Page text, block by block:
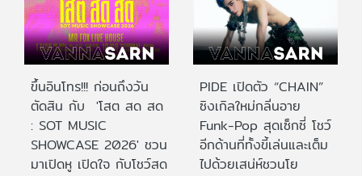
ขึ้นอินโทร!!! ก่อนถึงวัน
ตัดสิน กับ 'โสต สด สด
: SOT MUSIC
SHOWCASE 2026' ชวน
มาเปิดหู เปิดใจ กับโชว์สด
PIDE เปิดตัว “CHAIN”
ซิงเกิลใหม่กลิ่นอาย
Funk-Pop สุดเซ็กซี่ โชว์
อีกด้านที่ทั้งขี้เล่นและเต็ม
ไปด้วยเสน่ห์ชวนโย